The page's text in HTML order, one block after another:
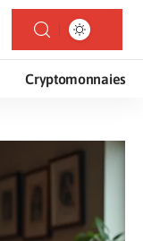
Cryptomonnaies